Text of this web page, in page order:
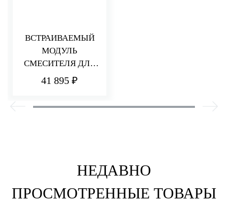
ВСТРАИВАЕМЫЙ
МОДУЛЬ
СМЕСИТЕЛЯ ДЛЯ
ВАННЫ/ДУША
41 895 ₽
НЕДАВНО
ПРОСМОТРЕННЫЕ ТОВАРЫ